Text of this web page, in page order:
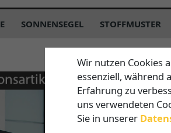
SONNENSEGEL STOFFMUSTER
Wir nutzen Cookies
essenziell, während
Erfahrung zu
uns verwendeten
Sie in unserer